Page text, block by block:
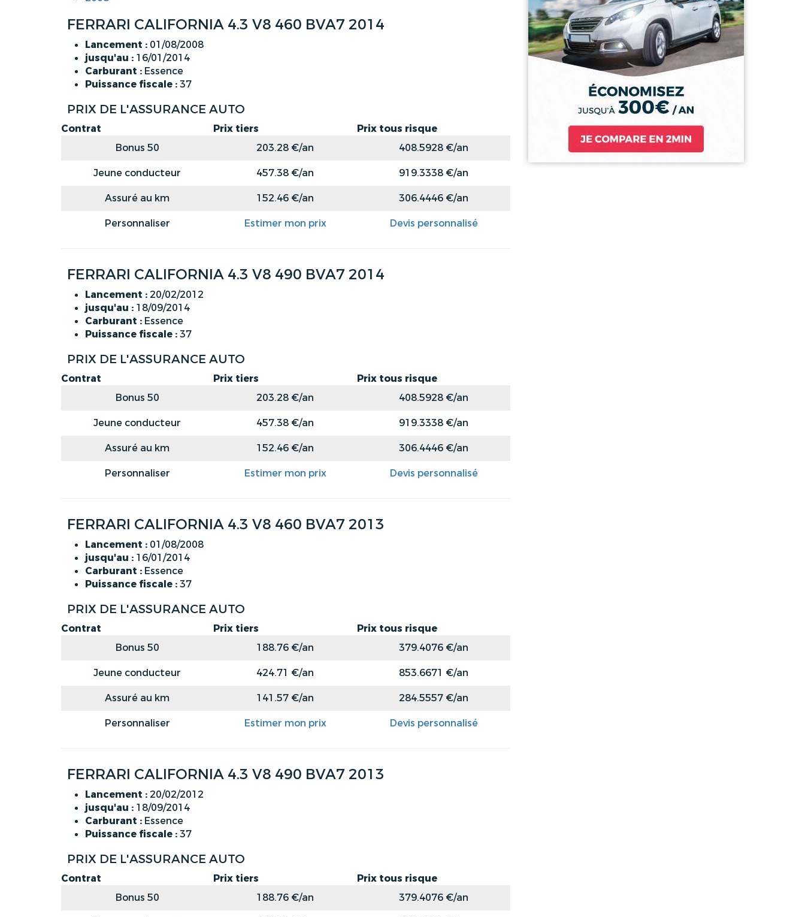
FERRARI CALIFORNIA 4.3 V8 460 BVA7 2014
Lancement : 01/08/2008
jusqu'au : 16/01/2014
Carburant : Essence
Puissance fiscale :37
PRIX DE L'ASSURANCE AUTO
Contrat Prix tiers
Prix tous risque
Bonus 50
203.28 €/an
408.5928 €/an
Jeune conducteur
457.38 €/an
919.3338 €/an
Assuré au km
152.46 €/an
306.4446 €/an
Personnaliser
Estimer mon prix Devis personnalisé
FERRARI CALIFORNIA 4.3 V8 490 BVA7 2014
Lancement : 20/02/2012
jusqu'au : 18/09/2014
Carburant : Essence
Puissance fiscale :37
PRIX DE L'ASSURANCE AUTO
Contrat Prix tiers
Prix tous risque
Bonus 50
203.28 €/an
408.5928 €/an
Jeune conducteur
457.38 €/an
919.3338 €/an
Assuré au km
152.46 €/an
306.4446 €/an
Personnaliser
Estimer mon prix Devis personnalisé
FERRARI CALIFORNIA 4.3 V8 460 BVA7 2013
Lancement : 01/08/2008
jusqu'au : 16/01/2014
Carburant : Essence
Puissance fiscale :37
PRIX DE L'ASSURANCE AUTO
Contrat Prix tiers
Prix tous risque
Bonus 50
188.76 €/an
379.4076 €/an
Jeune conducteur
424.71 €/an
853.6671 €/an
Assuré au km
141.57 €/an
284.5557 €/an
Personnaliser
Estimer mon prix Devis personnalisé
FERRARI CALIFORNIA 4.3 V8 490 BVA7 2013
Lancement : 20/02/2012
jusqu'au : 18/09/2014
Carburant : Essence
Puissance fiscale :37
PRIX DE L'ASSURANCE AUTO
Contrat Prix tiers
Prix tous risque
Bonus 50
188.76 €/an
379.4076 €/an